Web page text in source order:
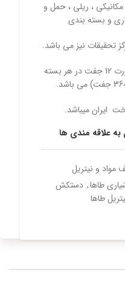
مکانیکی ، ریلی ، حمل و
و بسته بندی
تحقیقات نیز می باشد.
بسته بندی این محصول به صورت 12 جفت در هر بسته
ایران میباشد.
به علاقه مندی ها
و نیتریل
طاها, دستکش
طاها